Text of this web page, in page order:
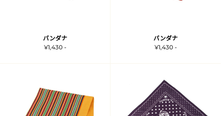
バンダナ
¥1,430 -
バンダナ
¥1,430 -